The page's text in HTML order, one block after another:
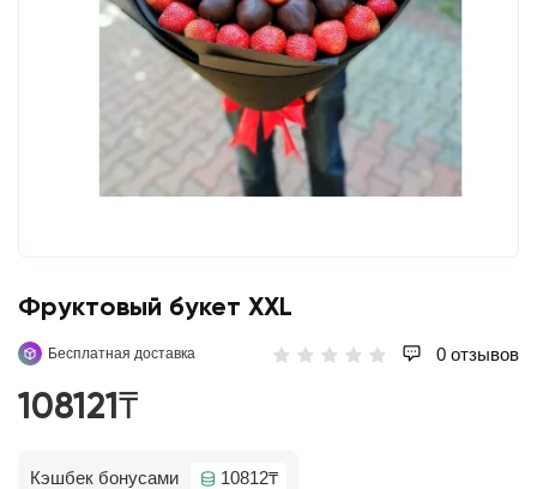
Фруктовый букет XXL
Бесплатная доставка 0 отзывов
108121₸
Кэшбек бонусами 10812₸